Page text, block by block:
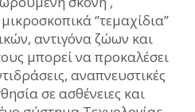
‘’τεμαχίδια’’
αντιγόνα ζώων και
μπορεί να προκαλέσει
αναπνευστικές
σε ασθένειες και